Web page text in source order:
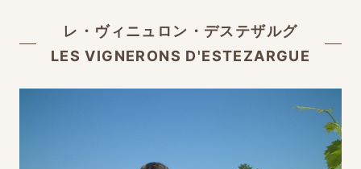
レ・ヴィニュロン・デステザルグ
LES VIGNERONS D'ESTEZARGUE